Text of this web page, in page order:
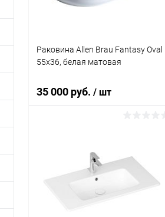
Раковина Allen Brau Fantasy Oval
55x36, белая матовая
35 000 руб. / шт
Купить в 1 клик Сравнение
Недоступно